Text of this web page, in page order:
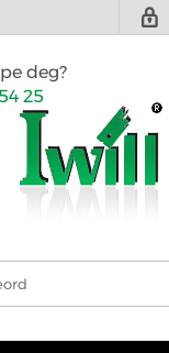
deg?
25